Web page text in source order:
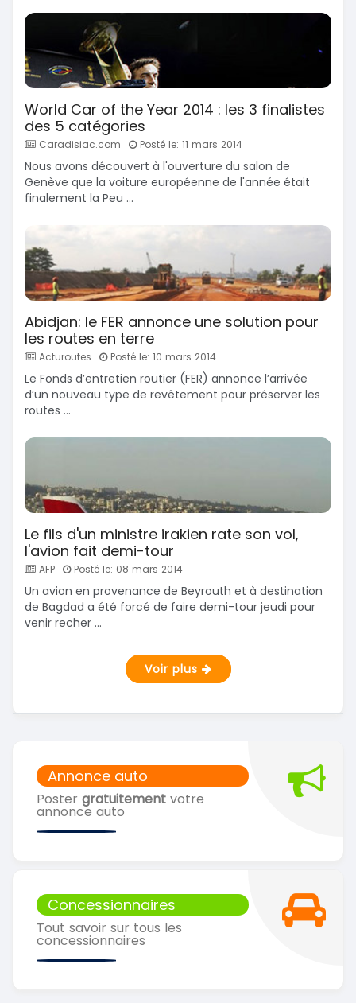
Annonce auto
Poster gratuitement votre
annonce auto
Concessionnaires
Tout savoir sur tous les
concessionnaires
World Car of the Year 2014 : les 3 finalistes
des 5 catégories
Caradisiac.com Posté le: 11 mars 2014
Nous avons découvert à l'ouverture du salon de
Genève que la voiture européenne de l'année était
finalement la Peu ...
Abidjan: le FER annonce une solution pour
les routes en terre
Acturoutes Posté le: 10 mars 2014
Le Fonds d’entretien routier (FER) annonce l’arrivée
d’un nouveau type de revêtement pour préserver les
routes ...
Le fils d'un ministre irakien rate son vol,
l'avion fait demi-tour
AFP Posté le: 08 mars 2014
Un avion en provenance de Beyrouth et à destination
de Bagdad a été forcé de faire demi-tour jeudi pour
venir recher ...
Voir plus